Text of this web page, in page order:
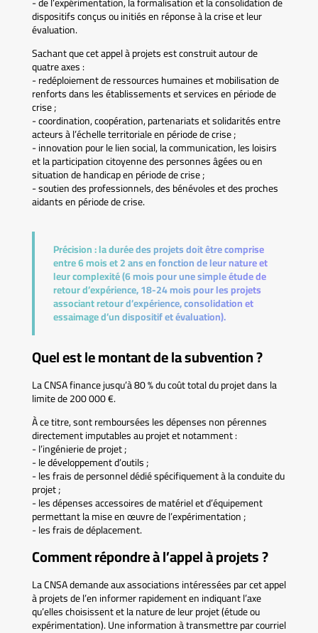
dispositifs conçus ou initiés en réponse à la crise et leur
évaluation.
Sachant que cet appel à projets est construit autour de
quatre axes :
- redéploiement de ressources humaines et mobilisation de
renforts dans les établissements et services en période de
crise ;
- coordination, coopération, partenariats et solidarités entre
acteurs à l’échelle territoriale en période de crise ;
- innovation pour le lien social, la communication, les loisirs
et la participation citoyenne des personnes âgées ou en
situation de handicap en période de crise ;
- soutien des professionnels, des bénévoles et des proches
aidants en période de crise.
Précision :la durée des projets doit être comprise
entre 6 mois et 2 ans en fonction de leur nature et
leur complexité (6 mois pour une simple étude de
retour d’expérience, 18-24 mois pour les projets
associant retour d’expérience, consolidation et
essaimage d’un dispositif et évaluation).
Quel est le montant de la subvention ?
La CNSA finance jusqu’à 80 % du coût total du projet dans la
limite de 200 000 €.
À ce titre, sont remboursées les dépenses non pérennes
directement imputables au projet et notamment :
- l’ingénierie de projet ;
- le développement d’outils ;
- les frais de personnel dédié spécifiquement à la conduite du
projet ;
- les dépenses accessoires de matériel et d’équipement
permettant la mise en œuvre de l’expérimentation ;
- les frais de déplacement.
Comment répondre à l’appel à projets ?
La CNSA demande aux associations intéressées par cet appel
à projets de l’en informer rapidement en indiquant l’axe
qu’elles choisissent et la nature de leur projet (étude ou
expérimentation). Une information à transmettre par courriel